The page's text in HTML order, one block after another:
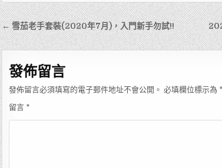
文
章
導
覽
← 雪茄老手套裝(2020年7月)，入門新手勿試!!
發佈留言
發佈留言必須填寫的電子郵件地址不會公開。 必填欄位標示為 *
留言 *